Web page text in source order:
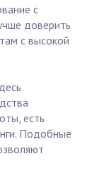
с
доверить
с высокой
есть
Подобные